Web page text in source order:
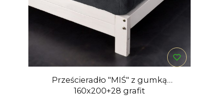
Prześcieradło "MIŚ" z gumką
160x200+28 grafit